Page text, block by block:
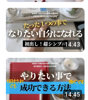
14:43
14:45